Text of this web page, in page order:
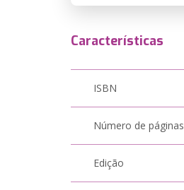
Características
ISBN
Número de páginas
Edição